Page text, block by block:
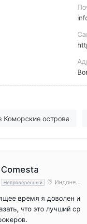
Коморские острова
Comesta
Непроверенный
Индонез
время я доволен и
что это лучший ср